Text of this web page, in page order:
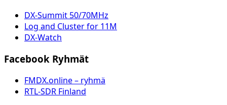
DX-Summit 50/70MHz
Log and Cluster for 11M
DX-Watch
Facebook Ryhmät
FMDX.online – ryhmä
RTL-SDR Finland